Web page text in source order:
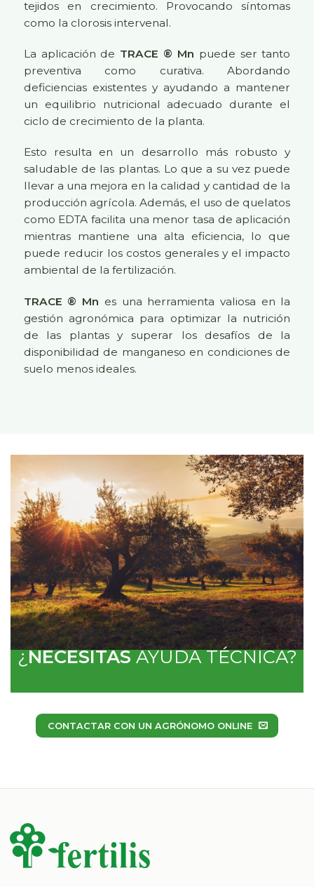
tejidos en crecimiento. Provocando síntomas
como la clorosis intervenal.
La aplicación de TRACE ® Mn puede ser tanto
preventiva como curativa. Abordando
deficiencias existentes y ayudando a mantener
un equilibrio nutricional adecuado durante el
ciclo de crecimiento de la planta.
Esto resulta en un desarrollo más robusto y
saludable de las plantas. Lo que a su vez puede
llevar a una mejora en la calidad y cantidad de la
producción agrícola. Además, el uso de quelatos
como EDTA facilita una menor tasa de aplicación
mientras mantiene una alta eficiencia, lo que
puede reducir los costos generales y el impacto
ambiental de la fertilización.
TRACE ® Mn es una herramienta valiosa en la
gestión agronómica para optimizar la nutrición
de las plantas y superar los desafíos de la
disponibilidad de manganeso en condiciones de
suelo menos ideales.
¿NECESITASAYUDA TÉCNICA?
CONTACTAR CON UN AGRÓNOMO ONLINE